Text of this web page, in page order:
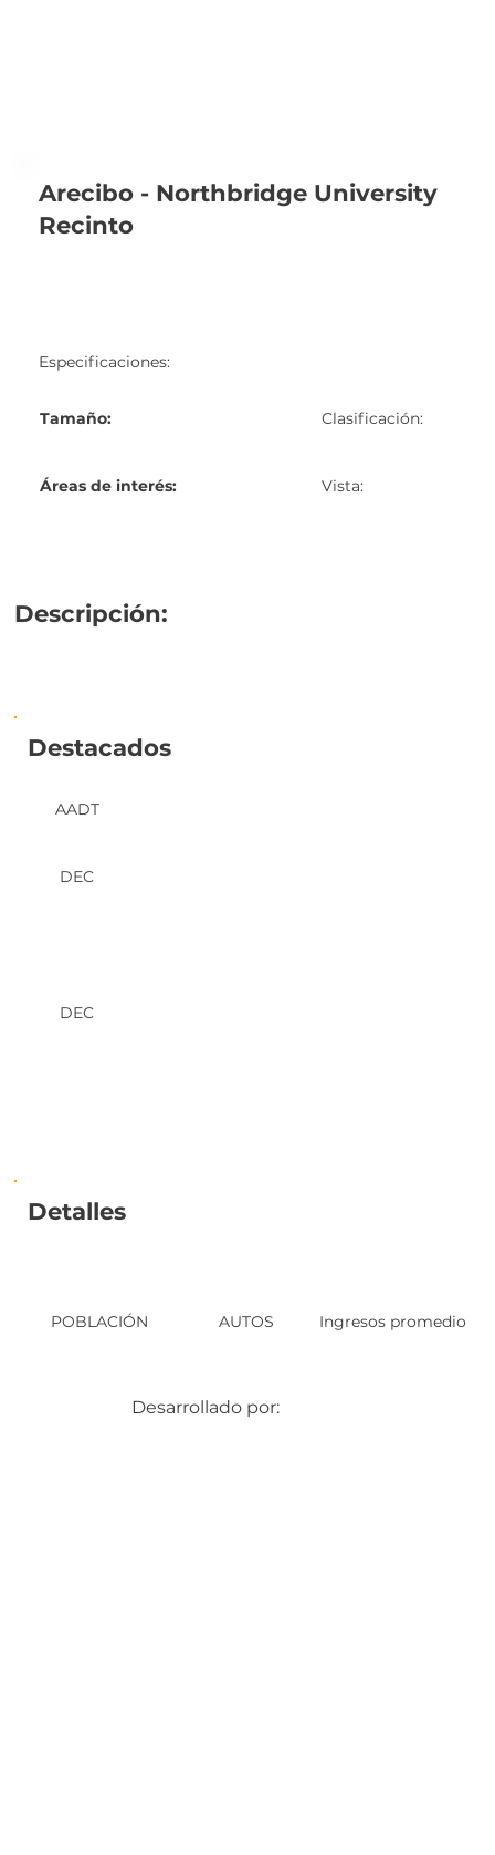
Descripción:
DEC
AADT
Destacados
DEC
Ingresos promedio
AUTOS
POBLACIÓN
Detalles
Desarrollado por:
Arecibo - Northbridge University
Recinto
Especificaciones:
Tamaño: Clasificación:
Áreas de interés: Vista: